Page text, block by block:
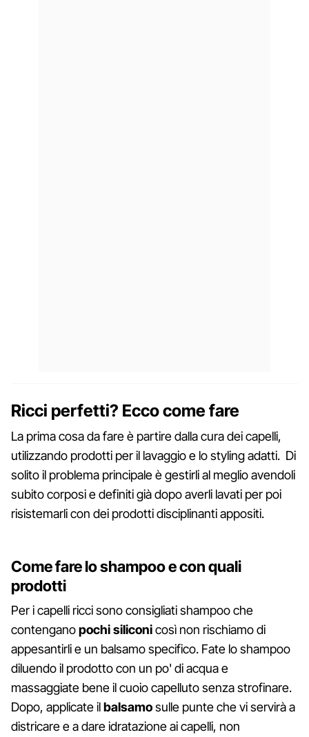
Ricci perfetti? Ecco come fare
La prima cosa da fare è partire dalla cura dei capelli,
utilizzando prodotti per il lavaggio e lo styling adatti. Di
solito il problema principale è gestirli al meglio avendoli
subito corposi e definiti già dopo averli lavati per poi
risistemarli con dei prodotti disciplinanti appositi.
Come fare lo shampoo e con quali
prodotti
Per i capelli ricci sono consigliati shampoo che
contenganopochi siliconicosì non rischiamo di
appesantirli e un balsamo specifico. Fate lo shampoo
diluendo il prodotto con un po' di acqua e
massaggiate bene il cuoio capelluto senza strofinare.
Dopo, applicate ilbalsamosulle punte che vi servirà a
districare e a dare idratazione ai capelli, non